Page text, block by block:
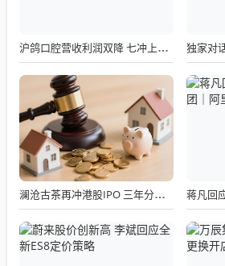
沪鸽口腔营收利润双降 七冲上市前突击分红1.45亿
澜沧古茶再冲港股IPO 三年分红超2亿仍难解亏损困局